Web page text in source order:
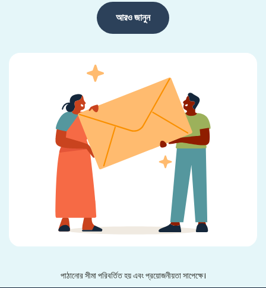
আরও জানুন
পাঠানোর সীমা পরিবর্তিত হয় এবং প্রয়োজনীয়তা সাপেক্ষে।